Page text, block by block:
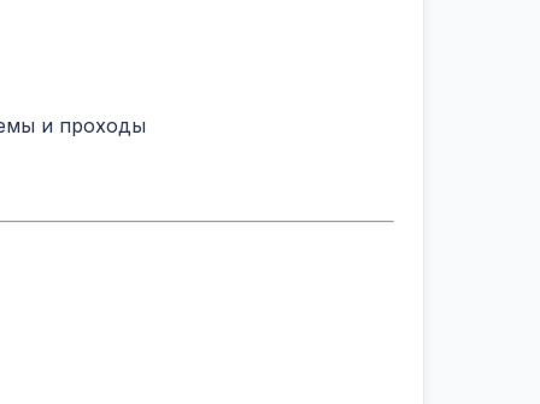
и проходы